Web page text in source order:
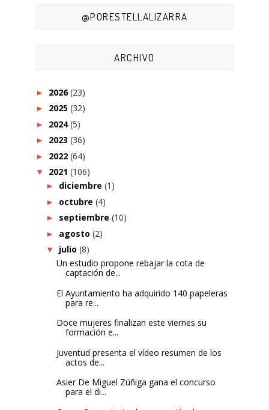
@PORESTELLALIZARRA
ARCHIVO
► 2026(23)
► 2025 (32)
► 2024(5)
► 2023 (36)
► 2022 (64)
▼ 2021 (106)
► diciembre (1)
► octubre (4)
► septiembre (10)
► agosto (2)
▼ julio (8)
Un estudio propone rebajar la cota de
captación de...
El Ayuntamiento ha adquirido 140 papeleras
para re...
Doce mujeres finalizan este viernes su
formación e...
Juventud presenta el vídeo resumen de los
actos de...
Asier De Miguel Zúñiga gana el concurso
para el di...